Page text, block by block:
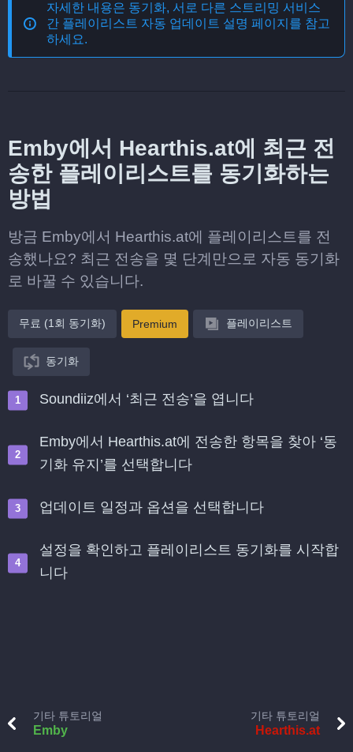
자세한 내용은 동기화, 서로 다른 스트리밍 서비스
간 플레이리스트 자동 업데이트 설명 페이지를 참고
하세요.
Emby에서 Hearthis.at에 최근 전
송한 플레이리스트를 동기화하는
방법
방금 Emby에서 Hearthis.at에 플레이리스트를 전
송했나요? 최근 전송을 몇 단계만으로 자동 동기화
로 바꿀 수 있습니다.
무료 (1회 동기화) Premium 플레이리스트
동기화
Soundiiz에서 ‘최근 전송’을 엽니다
Emby에서 Hearthis.at에 전송한 항목을 찾아 ‘동
기화 유지’를 선택합니다
업데이트 일정과 옵션을 선택합니다
설정을 확인하고 플레이리스트 동기화를 시작합
니다
기타 튜토리얼
Emby
기타 튜토리얼
Hearthis.at